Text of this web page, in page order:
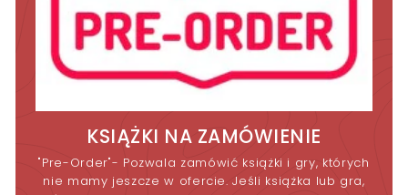
KSIĄŻKI NA ZAMÓWIENIE
"Pre-Order"- Pozwala zamówić książki i gry, których
nie mamy jeszcze w ofercie. Jeśli książka lub gra,